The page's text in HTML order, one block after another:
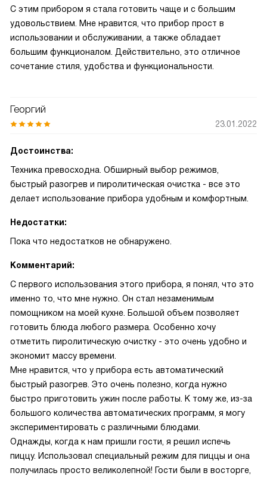
С этим прибором я стала готовить чаще и с большим
удовольствием. Мне нравится, что прибор прост в
использовании и обслуживании, а также обладает
большим функционалом. Действительно, это отличное
сочетание стиля, удобства и функциональности.
Георгий
23.01.2022
Достоинства:
Техника превосходна. Обширный выбор режимов,
быстрый разогрев и пиролитическая очистка - все это
делает использование прибора удобным и комфортным.
Недостатки:
Пока что недостатков не обнаружено.
Комментарий:
С первого использования этого прибора, я понял, что это
именно то, что мне нужно. Он стал незаменимым
помощником на моей кухне. Большой объем позволяет
готовить блюда любого размера. Особенно хочу
отметить пиролитическую очистку - это очень удобно и
экономит массу времени.
Мне нравится, что у прибора есть автоматический
быстрый разогрев. Это очень полезно, когда нужно
быстро приготовить ужин после работы. К тому же, из-за
большого количества автоматических программ, я могу
экспериментировать с различными блюдами.
Однажды, когда к нам пришли гости, я решил испечь
пиццу. Использовал специальный режим для пиццы и она
получилась просто великолепной! Гости были в восторге,